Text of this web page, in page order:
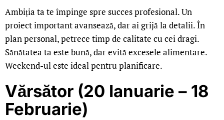
Ambiția ta te împinge spre succes profesional. Un
proiect important avansează, dar ai grijă la detalii. În
plan personal, petrece timp de calitate cu cei dragi.
Sănătatea ta este bună, dar evită excesele alimentare.
Weekend-ul este ideal pentru planificare.
Vărsător (20 Ianuarie – 18
Februarie)